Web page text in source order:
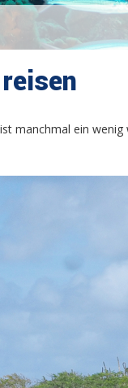
manchmal ein